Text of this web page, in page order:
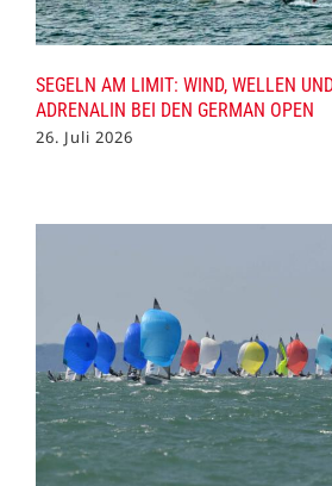
SEGELN AM LIMIT: WIND, WELLEN
ADRENALIN BEI DEN GERMAN OPEN
26. Juli 2026